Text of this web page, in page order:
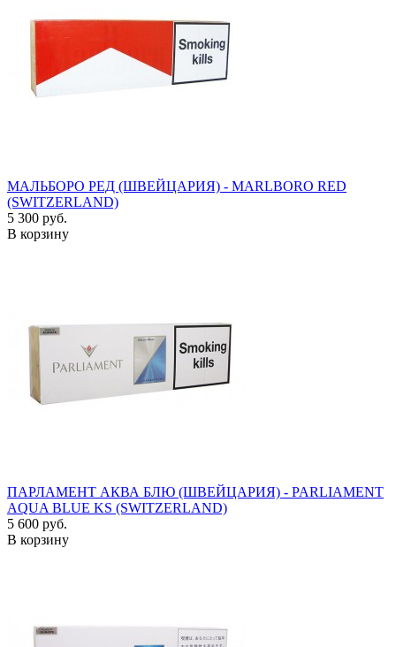
МАЛЬБОРО РЕД (ШВЕЙЦАРИЯ) - MARLBORO RED
(SWITZERLAND)
5 300 руб.
В корзину
ПАРЛАМЕНТ АКВА БЛЮ (ШВЕЙЦАРИЯ) - PARLIAMENT
AQUA BLUE KS (SWITZERLAND)
5 600 руб.
В корзину